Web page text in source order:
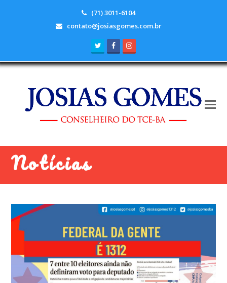
(71) 3011-6104
contato@josiasgomes.com.br
TwitterFacebook
Notícias